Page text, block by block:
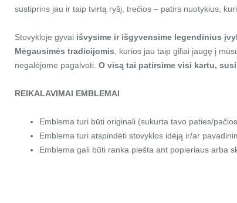
sustiprins jau ir taip tvirtą ryšį, trečios – patirs nuotykius,
Stovykloje gyvai išvysime ir išgyvensime legendinius
Mėgausimės tradicijomis , kurios jau taip giliai įaugę į
negalėjome pagalvoti. O visą tai patirsime visi kartu,
REIKALAVIMAI EMBLEMAI
Emblema turi būti originali (sukurta tavo paties/
Emblema turi atspindėti stovyklos idėją ir/ar
Emblema gali būti ranka piešta ant popieriaus arba